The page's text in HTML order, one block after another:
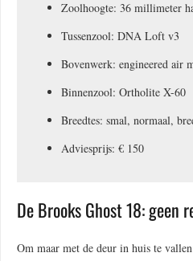
Zoolhoogte: 36 millimeter
Tussenzool: DNA Loft v3
Bovenwerk: engineered air
Binnenzool: Ortholite X-60
Breedtes: smal, normaal,
Adviesprijs: € 150
De Brooks Ghost 18: geen
Om maar met de deur in huis te